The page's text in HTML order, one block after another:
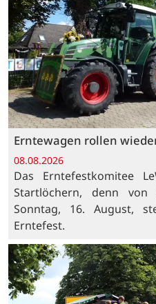
Erntewagen rollen
08.08.2026
Das Erntefestkomitee
Startlöchern, denn
Sonntag, 16. August,
Erntefest.